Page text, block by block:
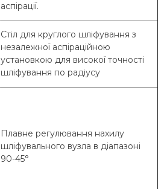
аспірації.
Стіл для круглого шліфування з
незалежної аспіраційною
установкою для високої точності
шліфування по радіусу
Плавне регулювання нахилу
шліфувального вузла в діапазоні
90-45°